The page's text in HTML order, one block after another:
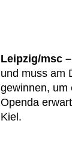
Leipzig/msc –
und muss am
gewinnen, um
Openda
Kiel.